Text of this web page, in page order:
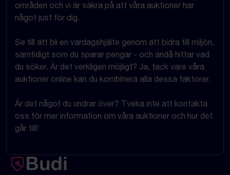
områden och vi är säkra på att våra auktioner har
något just för dig.
Se till att bli en vardagshjälte genom att bidra till miljön,
samtidigt som du sparar pengar - och ändå hittar vad
du söker. Är det verkligen möjligt? Ja, tack vare våra
auktioner online kan du kombinera alla dessa faktorer.
Är det något du undrar över? Tveka inte att kontakta
oss för mer information om våra auktioner och hur det
går till!